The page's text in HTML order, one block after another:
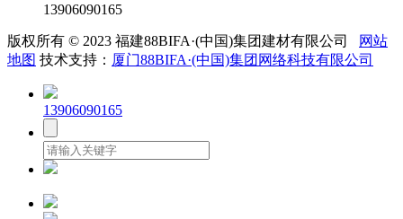
13906090165
版权所有 © 2023 福建88BIFA·(中国)集团建材有限公司
网站
地图 技术支持： 厦门88BIFA·(中国)集团网络科技有限公司
13906090165